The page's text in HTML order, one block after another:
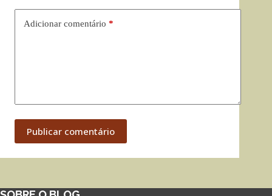
Adicionar comentário *
Publicar comentário